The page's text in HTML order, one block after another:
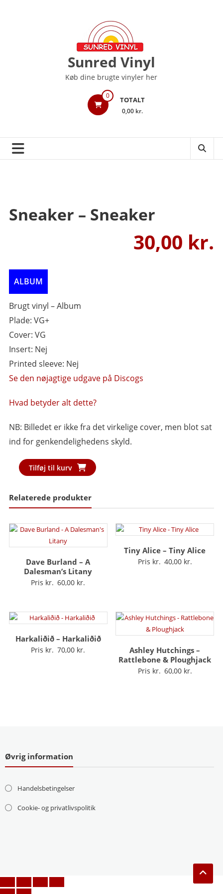
Sunred Vinyl
Køb dine brugte vinyler her
0 TOTALT
0,00 kr.
Sneaker – Sneaker
30,00
Brugt vinyl – Album
Plade: VG+
Cover: VG
Insert: Nej
Printed sleeve: Nej
Se den nøjagtige udgave på Discogs
Hvad betyder alt dette?
NB: Billedet er ikke fra det virkelige cover, men blot sat
ind for genkendelighedens skyld.
Sneaker
antal
Tilføj til kurv
Relaterede produkter
Dave Burland – A
Dalesman’s Litany
Pris kr. 60,00
Tiny Alice – Tiny Alice
Pris kr. 40,00
Harkaliðið – Harkaliðið
Pris kr. 70,00
Ashley Hutchings –
Rattlebone & Ploughjack
Pris kr. 60,00
Øvrig information
Handelsbetingelser
Cookie- og privatlivspolitik